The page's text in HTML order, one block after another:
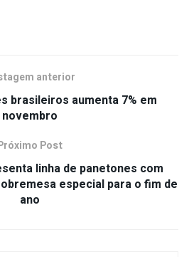
anterior
brasileiros aumenta 7% em
novembro
Post
linha de panetones com
especial para o fim de
ano